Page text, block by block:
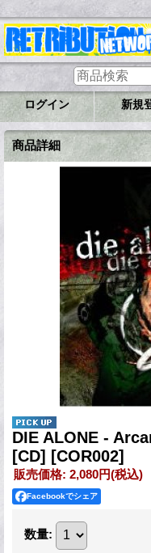
ログイン 新規
商品詳細
DIE ALONE -
[CD] [COR002]
販売価格: 2,080円(税込)
Facebookでシェア
数量: